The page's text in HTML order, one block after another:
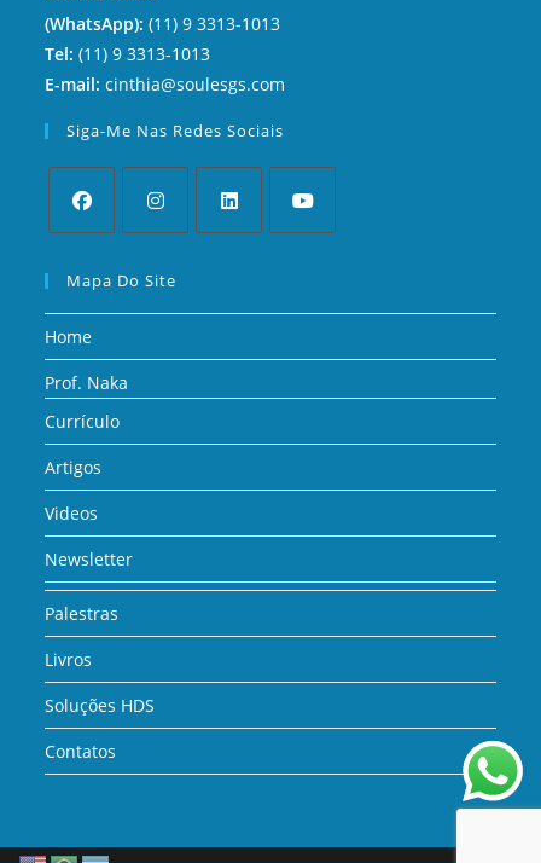
(WhatsApp):(11) 9 3313-1013
Tel:(11) 9 3313-1013
E-mail: cinthia@soulesgs.com
Siga-Me Nas Redes Sociais
Mapa Do Site
Home
Prof. Naka
Currículo
Artigos
Videos
Newsletter
Palestras
Livros
Soluções HDS
Contatos